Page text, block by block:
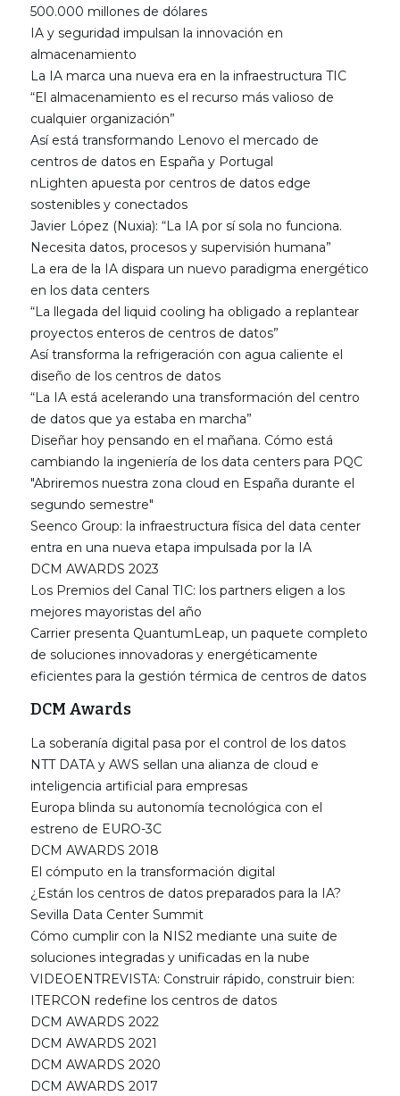
500.000 millones de dólares
IA y seguridad impulsan la innovación en
almacenamiento
La IA marca una nueva era en la infraestructura TIC
“El almacenamiento es el recurso más valioso de
cualquier organización”
Así está transformando Lenovo el mercado de
centros de datos en España y Portugal
nLighten apuesta por centros de datos edge
sostenibles y conectados
Javier López (Nuxia): “La IA por sí sola no funciona.
Necesita datos, procesos y supervisión humana”
La era de la IA dispara un nuevo paradigma energético
en los data centers
“La llegada del liquid cooling ha obligado a replantear
proyectos enteros de centros de datos”
Así transforma la refrigeración con agua caliente el
diseño de los centros de datos
“La IA está acelerando una transformación del centro
de datos que ya estaba en marcha”
Diseñar hoy pensando en el mañana. Cómo está
cambiando la ingeniería de los data centers para PQC
"Abriremos nuestra zona cloud en España durante el
segundo semestre"
Seenco Group: la infraestructura física del data center
entra en una nueva etapa impulsada por la IA
DCM AWARDS 2023
Los Premios del Canal TIC: los partners eligen a los
mejores mayoristas del año
Carrier presenta QuantumLeap, un paquete completo
de soluciones innovadoras y energéticamente
eficientes para la gestión térmica de centros de datos
DCM Awards
La soberanía digital pasa por el control de los datos
NTT DATA y AWS sellan una alianza de cloud e
inteligencia artificial para empresas
Europa blinda su autonomía tecnológica con el
estreno de EURO-3C
DCM AWARDS 2018
El cómputo en la transformación digital
¿Están los centros de datos preparados para la IA?
Sevilla Data Center Summit
Cómo cumplir con la NIS2 mediante una suite de
soluciones integradas y unificadas en la nube
VIDEOENTREVISTA: Construir rápido, construir bien:
ITERCON redefine los centros de datos
DCM AWARDS 2022
DCM AWARDS 2021
DCM AWARDS 2020
DCM AWARDS 2017